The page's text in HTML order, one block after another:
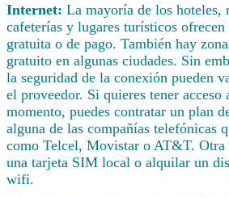
Internet: La mayoría de los hoteles,
cafeterías y lugares turísticos
gratuita o de pago. También hay
gratuito en algunas ciudades. Sin
la seguridad de la conexión pueden
el proveedor. Si quieres tener acceso
momento, puedes contratar un plan
alguna de las compañías telefónicas
como Telcel, Movistar o AT&T. Otra
una tarjeta SIM local o alquilar un
wifi.